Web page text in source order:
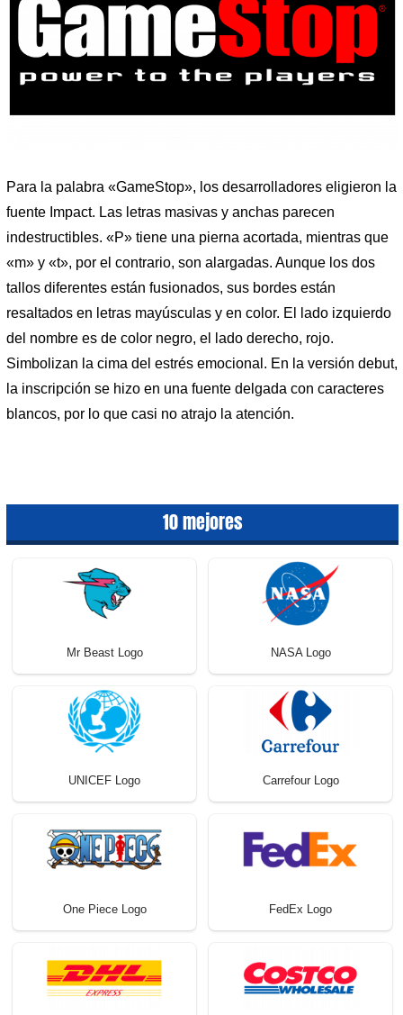
Para la palabra «GameStop», los desarrolladores eligieron la
fuente Impact. Las letras masivas y anchas parecen
indestructibles. «P» tiene una pierna acortada, mientras que
«m» y «t», por el contrario, son alargadas. Aunque los dos
tallos diferentes están fusionados, sus bordes están
resaltados en letras mayúsculas y en color. El lado izquierdo
del nombre es de color negro, el lado derecho, rojo.
Simbolizan la cima del estrés emocional. En la versión debut,
la inscripción se hizo en una fuente delgada con caracteres
blancos, por lo que casi no atrajo la atención.
10 mejores
Mr Beast Logo NASA Logo
UNICEF Logo Carrefour Logo
One Piece Logo FedEx Logo